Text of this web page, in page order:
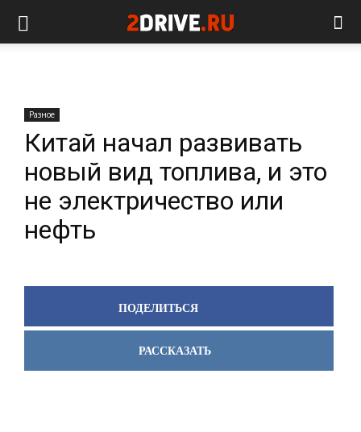
Разное
Китай начал развивать
новый вид топлива, и это
не электричество или
нефть
ПОДЕЛИТЬСЯ
РАССКАЗАТЬ